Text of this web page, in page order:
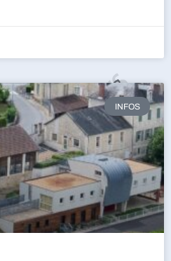
INFOS